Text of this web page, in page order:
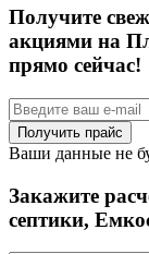
Получите
акциями на
прямо сейчас!
Ваши данные не
Закажите
септики,